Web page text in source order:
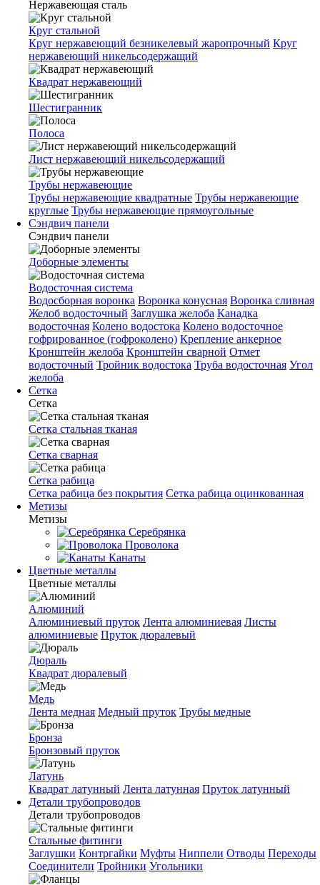
Нержавеющая сталь
Круг стальной
Круг нержавеющий безникелевый жаропрочный Круг
нержавеющий никельсодержащий
Квадрат нержавеющий
Шестигранник
Полоса
Лист нержавеющий никельсодержащий
Трубы нержавеющие
Трубы нержавеющие квадратные Трубы нержавеющие
круглые Трубы нержавеющие прямоугольные
Сэндвич панели
Сэндвич панели
Доборные элементы
Водосточная система
Водосборная воронка Воронка конусная Воронка сливная
Желоб водосточный Заглушка желоба Канадка
водосточная Колено водостока Колено водосточное
гофрированное (гофроколено) Крепление анкерное
Кронштейн желоба Кронштейн сварной Отмет
водосточный Тройник водостока Труба водосточная Угол
желоба
Сетка
Сетка
Сетка стальная тканая
Сетка сварная
Сетка рабица
Сетка рабица без покрытия Сетка рабица оцинкованная
Метизы
Метизы
Серебрянка
Проволока
Канаты
Цветные металлы
Цветные металлы
Алюминий
Алюминиевый пруток Лента алюминиевая Листы
алюминиевые Пруток дюралевый
Дюраль
Квадрат дюралевый
Медь
Лента медная Медный пруток Трубы медные
Бронза
Бронзовый пруток
Латунь
Квадрат латунный Лента латунная Пруток латунный
Детали трубопроводов
Детали трубопроводов
Стальные фитинги
Заглушки Контргайки Муфты Ниппели Отводы Переходы
Соединители Тройники Угольники